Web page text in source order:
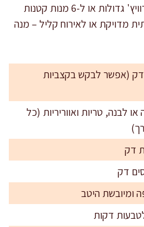
המתכון מתאים ל-4 מנות סנדוויץ' גדולות או ל-6 מנות קטנות
מדויקת או לאירוח קליל – מנה
דק (אפשר לבקש בקצביות
לבנה, טריות ואווריריות (כל